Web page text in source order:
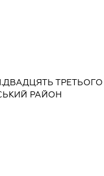
ТРЕТЬОГО
РАЙОН